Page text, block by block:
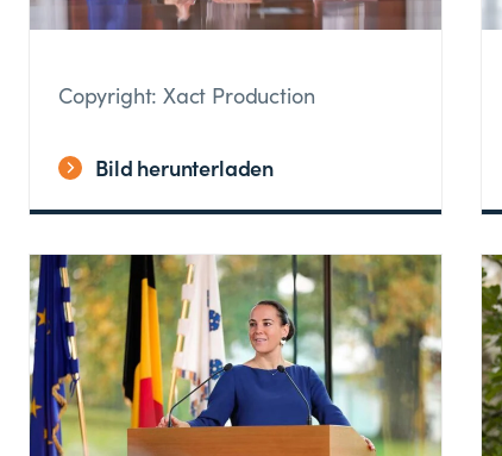
Copyright: Xact Production
Bild herunterladen